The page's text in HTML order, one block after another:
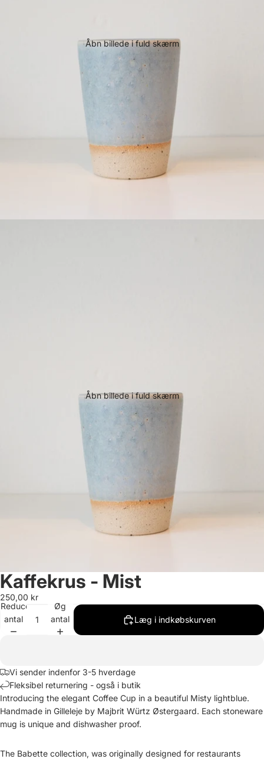
Åbn billede i fuld skærm
Åbn billede i fuld skærm
Kaffekrus - Mist
250,00 kr
Reducer
antal
Øg
antal
Læg i indkøbskurven
Vi sender indenfor 3-5 hverdage
Fleksibel returnering - også i butik
Introducing the elegant Coffee Cup in a beautiful Misty lightblue.
Handmade in Gilleleje by Majbrit Würtz Østergaard. Each stoneware
mug is unique and dishwasher proof.
The Babette collection, was originally designed for restaurants